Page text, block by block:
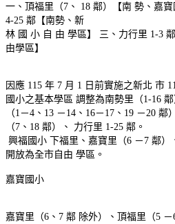
一、頂福里（7、 18 鄰）【南 勢、嘉
4-25 鄰【南勢、新
林 國 小 自 由 學區】 三、力行里 1-3
由學區】
因應 115 年 7 月 1 日前實施之新北 市
國小之基本學區 調整為南勢里（1-16
（1－4、13 －14、16－17、19 －20
（7、18 鄰）、 力行里 1-25 鄰。
興福國小
下福里、嘉寶里（6 －7 鄰）
開放為全市自由 學區。
嘉寶國小
嘉寶里（6、7 鄰 除外）、頂福里（5 －